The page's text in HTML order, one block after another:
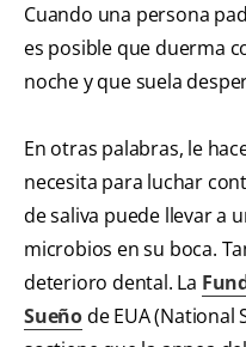
Cuando una persona
es posible que duerma
noche y que suela
En otras palabras, le
necesita para luchar
de saliva puede llevar a
microbios en su boca.
deterioro dental. La
Sueñode EUA (National